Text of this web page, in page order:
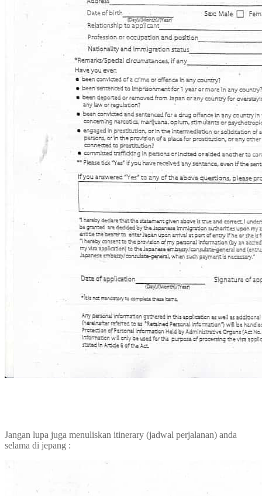
Jangan lupa juga menuliskan itinerary (jadwal perjalanan) anda
selama di jepang :